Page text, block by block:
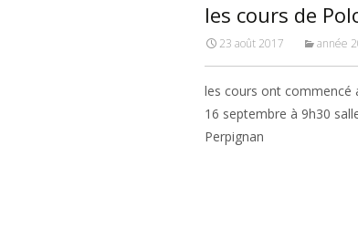
les cours de
23 août 2017 année
les cours ont commencé
16 septembre à 9h30
Perpignan